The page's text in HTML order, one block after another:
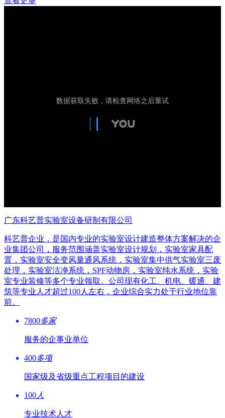
广东科艺普实验室设备研制有限公司
科艺普企业，是国内专业的实验室设计建造整体方案解决的企
业集团公司，服务范围涵盖实验室设计规划，实验室家具配
置，实验室安全变风量通风系统，实验室集中供气实验室三废
处理，实验室洁净系统，SPF动物房，实验室纯水系统，实验
室专业装修等多个专业领取。公司现有化工、机电、暖通、建
筑等专业人才超过100人左右，企业综合实力处于行业地位靠
前。
7800多家
服务的企事业单位
400多项
国家级及省级重点工程项目的建设
100 人
专业技术人才